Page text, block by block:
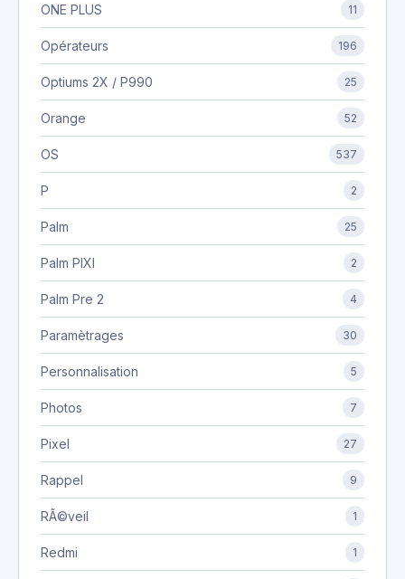
ONE PLUS 11
Opérateurs 196
Optiums 2X / P990 25
Orange 52
OS 537
P 2
Palm 25
Palm PIXI 2
Palm Pre 2 4
Paramètrages 30
Personnalisation 5
Photos 7
Pixel 27
Rappel 9
RÃ©veil 1
Redmi 1